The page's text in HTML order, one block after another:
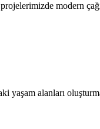
modern
yaşam alanları